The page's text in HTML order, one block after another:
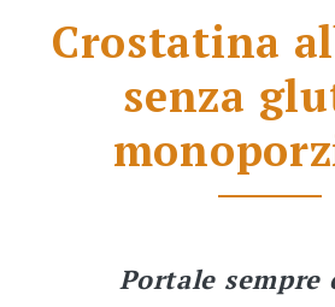
Crostatina
senza
Portale sempre